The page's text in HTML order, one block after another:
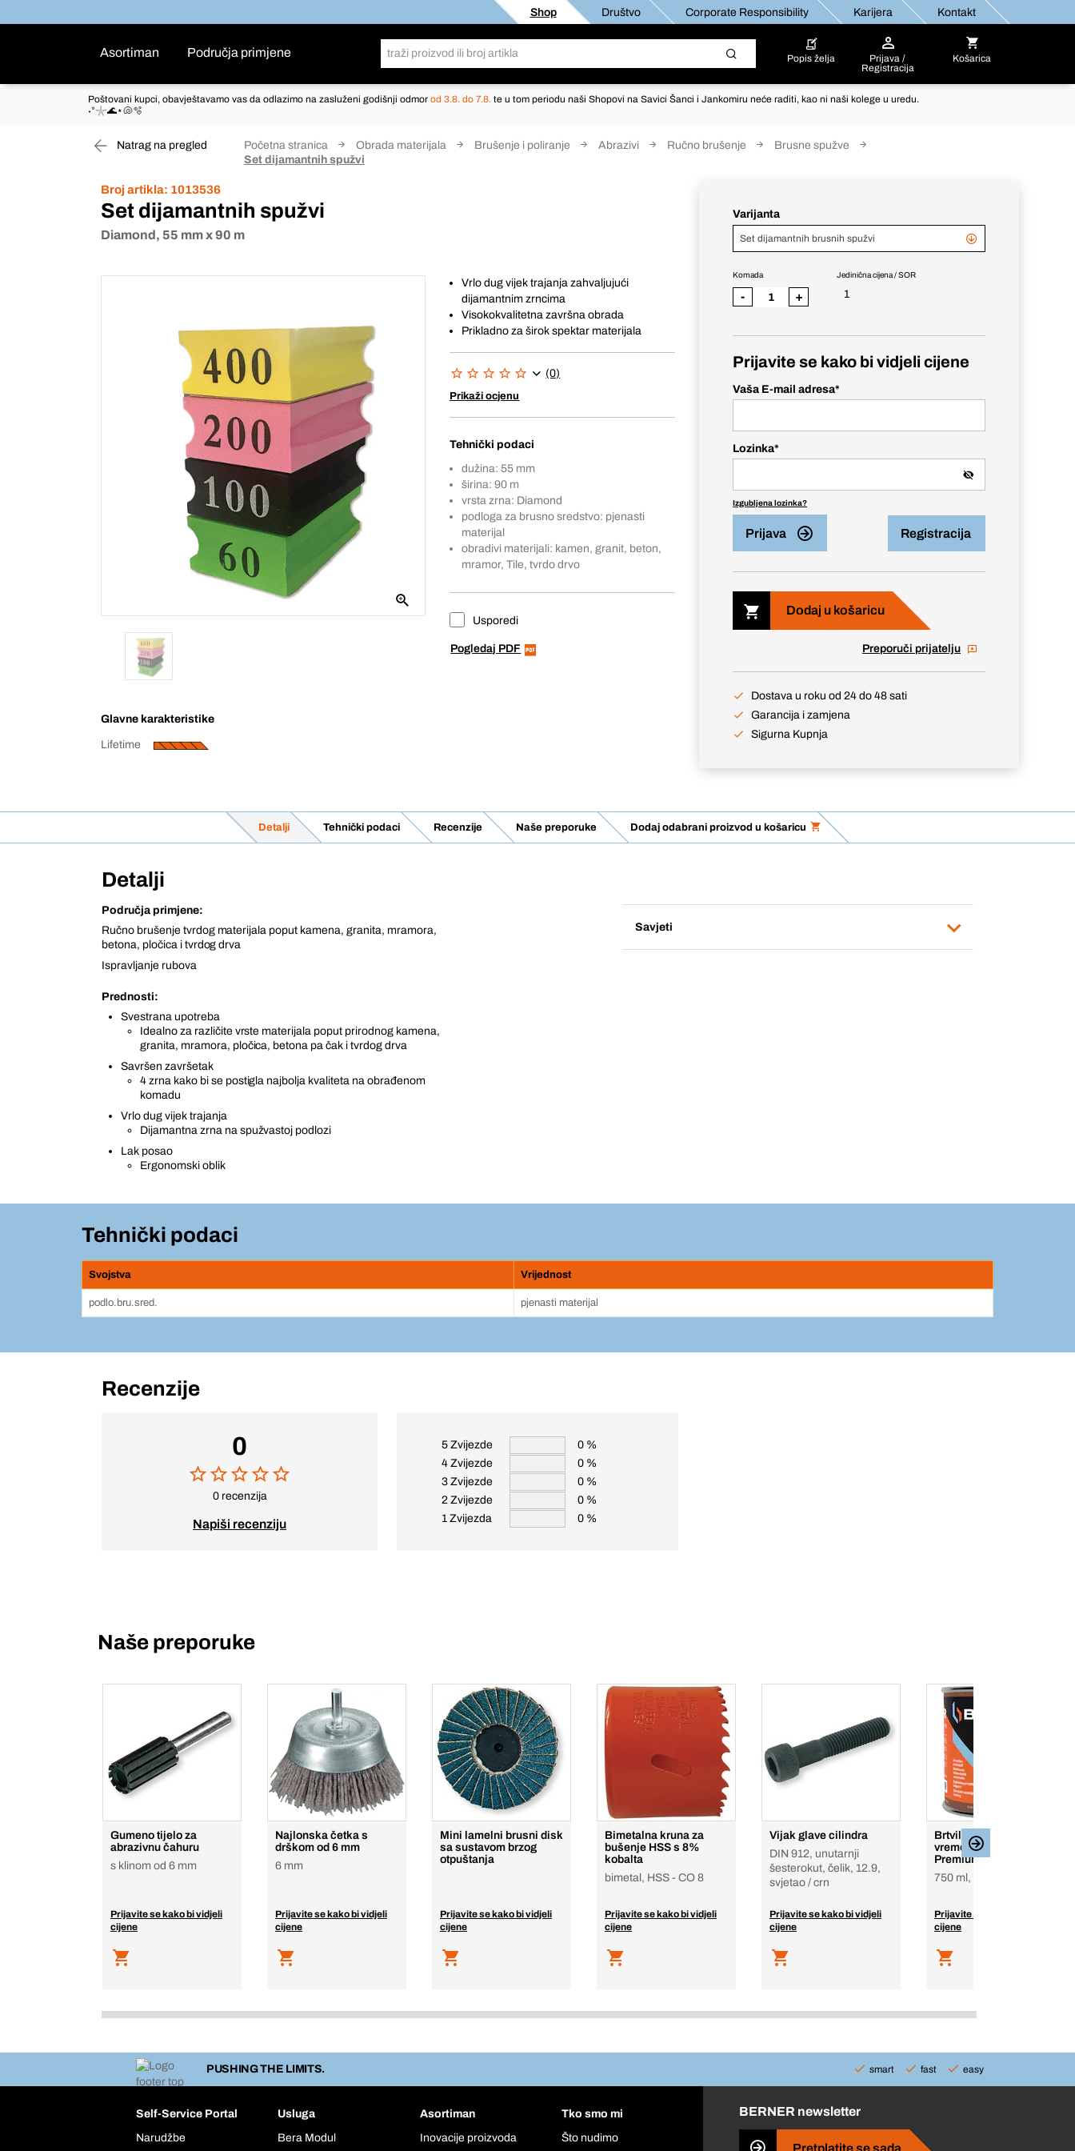
Shop Društvo Corporate Responsibility Karijera Kontakt
Asortiman Područja primjene Popis želja
Prijava /
Registracija
Košarica
Poštovani kupci, obavještavamo vas da odlazimo na zasluženi godišnji odmor od 3.8. do 7.8. te u tom periodu naši Shopovi na Savici Šanci i Jankomiru neće raditi, kao ni naši kolege u uredu.
˖°𓇼🌊⋆🐚🫧
Natrag na pregled Početna stranica Obrada materijala Brušenje i poliranje Abrazivi Ručno brušenje
Brusne spužve
Set dijamantnih spužvi
Broj artikla: 1013536
Set dijamantnih spužvi
Diamond, 55 mm x 90 m
Glavne karakteristike
Lifetime
Vrlo dug vijek trajanja zahvaljujući
dijamantnim zrncima
Visokokvalitetna završna obrada
Prikladno za širok spektar materijala
(0)
Prikaži ocjenu
Tehnički podaci
dužina: 55 mm
širina: 90 m
vrsta zrna: Diamond
podloga za brusno sredstvo: pjenasti
materijal
obradivi materijali: kamen, granit, beton,
mramor, Tile, tvrdo drvo
Usporedi
Pogledaj PDF
Varijanta
Set dijamantnih brusnih spužvi
Jedinična cijena / SOR
1
Komada
- +
Prijavite se kako bi vidjeli cijene
Vaša E-mail adresa*
Lozinka*
Izgubljena lozinka?
Prijava Registracija
Dodaj u košaricu
Preporuči prijatelju
Dostava u roku od 24 do 48 sati
Garancija i zamjena
Sigurna Kupnja
Detalji Tehnički podaci Recenzije Naše preporuke Dodaj odabrani proizvod u košaricu
Detalji
Područja primjene:
Ručno brušenje tvrdog materijala poput kamena, granita, mramora,
betona, pločica i tvrdog drva
Ispravljanje rubova
Prednosti:
Svestrana upotreba
Idealno za različite vrste materijala poput prirodnog kamena,
granita, mramora, pločica, betona pa čak i tvrdog drva
Savršen završetak
4 zrna kako bi se postigla najbolja kvaliteta na obrađenom
komadu
Vrlo dug vijek trajanja
Dijamantna zrna na spužvastoj podlozi
Lak posao
Ergonomski oblik
Savjeti
Tehnički podaci
Svojstva Vrijednost
podlo.bru.sred. pjenasti materijal
Recenzije
0
0 recenzija
Napiši recenziju
5 Zvijezde
0 %
4 Zvijezde
0 %
3 Zvijezde
0 %
2 Zvijezde
0 %
1 Zvijezda
0 %
Naše preporuke
Gumeno tijelo za
abrazivnu čahuru
s klinom od 6 mm
Prijavite se kako bi vidjeli
cijene
Najlonska četka s
drškom od 6 mm
6 mm
Prijavite se kako bi vidjeli
cijene
Mini lamelni brusni disk
sa sustavom brzog
otpuštanja
Prijavite se kako bi vidjeli
cijene
Bimetalna kruna za
bušenje HSS s 8%
kobalta
bimetal, HSS - CO 8
Prijavite se kako bi vidjeli
cijene
Vijak glave cilindra
DIN 912, unutarnji
šesterokut, čelik, 12.9,
svjetao / crn
Prijavite se kako bi vidjeli
cijene
Brtvilo za sve
vremenske uvjete
Premium
750 ml, siva, posuda [1]
Prijavite se kako bi vidjeli
cijene
PUSHING THE LIMITS. smart fast easy
Self-Service Portal
Narudžbe
Usluga
Bera Modul
Asortiman
Inovacije proizvoda
Tko smo mi
Što nudimo
BERNER newsletter